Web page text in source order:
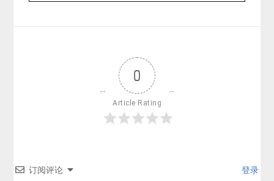
0
Article Rating
订阅评论 登录